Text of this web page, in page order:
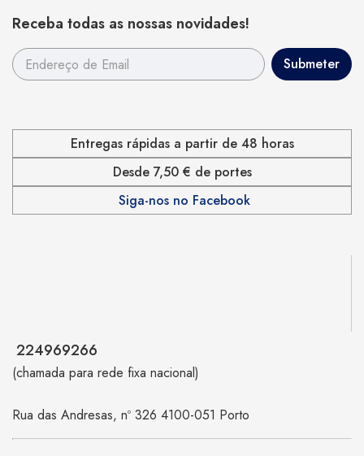
Receba todas as nossas novidades!
Entregas rápidas a partir de 48 horas
Desde 7,50 € de portes
Siga-nos no Facebook
224969266
(chamada para rede fixa nacional)
Rua das Andresas, nº 326 4100-051 Porto